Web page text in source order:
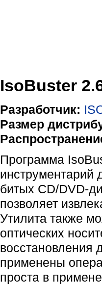
IsoBuster
Разработчик:
Размер
Программа
инструментарий
битых CD/DVD-
позволяет
Утилита также
оптических
восстановления
применены
проста в